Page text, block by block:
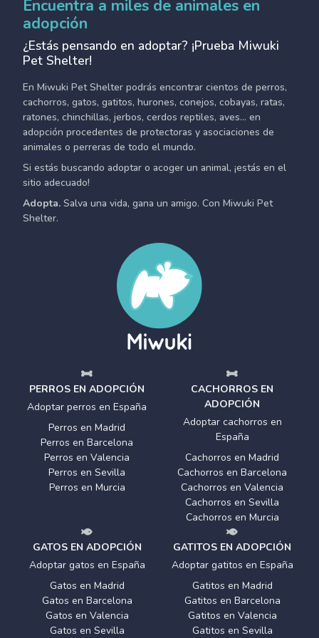
Encuentra a miles de animales en
adopción
¿Estás pensando en adoptar? ¡Prueba Miwuki
Pet Shelter!
En Miwuki Pet Shelter podrás encontrar cientos de perros,
cachorros, gatos, gatitos, hurones, conejos, cobayas, ratas,
ratones, chinchillas, jerbos, cerdos reptiles, aves... en
adopción procedentes de protectoras y asociaciones de
animales o perreras de todo el mundo.
Si estás buscando adoptar o acoger un animal, ¡estás en el
sitio adecuado!
Adopta. Salva una vida, gana un amigo. Con Miwuki Pet
Shelter.
PERROS EN ADOPCIÓN
Adoptar perros en España
Perros en Madrid
Perros en Barcelona
Perros en Valencia
Perros en Sevilla
Perros en Murcia
CACHORROS EN
ADOPCIÓN
Adoptar cachorros en
España
Cachorros en Madrid
Cachorros en Barcelona
Cachorros en Valencia
Cachorros en Sevilla
Cachorros en Murcia
GATOS EN ADOPCIÓN
Adoptar gatos en España
Gatos en Madrid
Gatos en Barcelona
Gatos en Valencia
Gatos en Sevilla
GATITOS EN ADOPCIÓN
Adoptar gatitos en España
Gatitos en Madrid
Gatitos en Barcelona
Gatitos en Valencia
Gatitos en Sevilla